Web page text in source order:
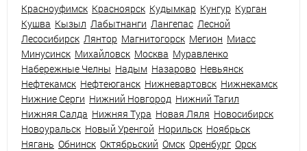
Красноуфимск Красноярск Кудымкар Кунгур Курган
Кушва Кызыл Лабытнанги Лангепас Лесной
Лесосибирск Лянтор Магнитогорск Мегион Миасс
Минусинск Михайловск Москва Муравленко
Набережные Челны Надым Назарово Невьянск
Нефтекамск Нефтеюганск Нижневартовск Нижнекамск
Нижние Серги Нижний Новгород Нижний Тагил
Нижняя Салда Нижняя Тура Новая Ляля Новосибирск
Новоуральск Новый Уренгой Норильск Ноябрьск
Нягань Обнинск Октябрьский Омск Оренбург Орск